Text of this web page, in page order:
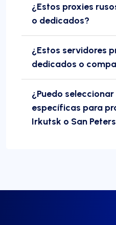
¿Estos proxies
o dedicados?
¿Estos servidores
dedicados o
¿Puedo
específicas para
Irkutsk o San